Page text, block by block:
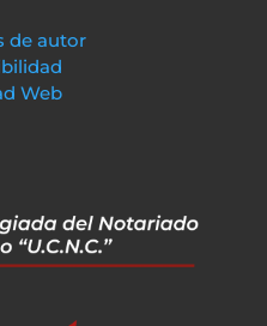
de autor
Web